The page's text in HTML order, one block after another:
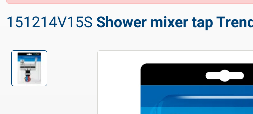
151214V15S Shower mixer tap